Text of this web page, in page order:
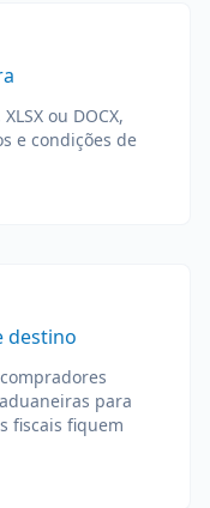
ou DOCX,
e condições de
destino
para
fiscais fiquem